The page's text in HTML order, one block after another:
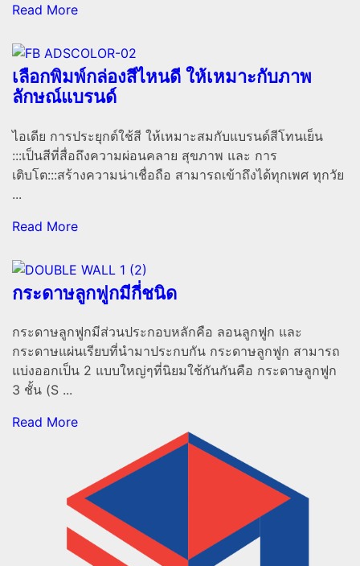
Read More
เลือกพิมพ์กล่องสีไหนดี ให้เหมาะกับภาพ
ลักษณ์แบรนด์
ไอเดีย การประยุกต์ใช้สี ให้เหมาะสมกับแบรนด์สีโทนเย็น
:::เป็นสีที่สื่อถึงความผ่อนคลาย สุขภาพ และ การ
เติบโต:::สร้างความน่าเชื่อถือ สามารถเข้าถึงได้ทุกเพศ ทุกวัย
...
Read More
กระดาษลูกฟูกมีกี่ชนิด
กระดาษลูกฟูกมีส่วนประกอบหลักคือ ลอนลูกฟูก และ
กระดาษแผ่นเรียบที่นำมาประกบกัน กระดาษลูกฟูก สามารถ
แบ่งออกเป็น 2 แบบใหญ่ๆที่นิยมใช้กันกันคือ กระดาษลูกฟูก
3 ชั้น (S ...
Read More